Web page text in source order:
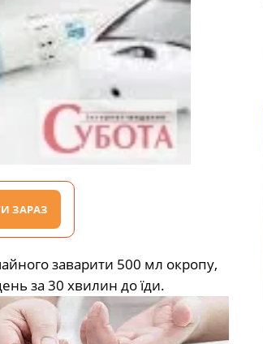
ЗАРАЗ
заварити 500 мл окропу,
за 30 хвилин до їди.